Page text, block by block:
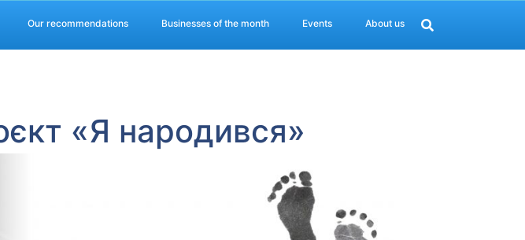
Our recommendations Businesses of the month Events About us
«Я народився»